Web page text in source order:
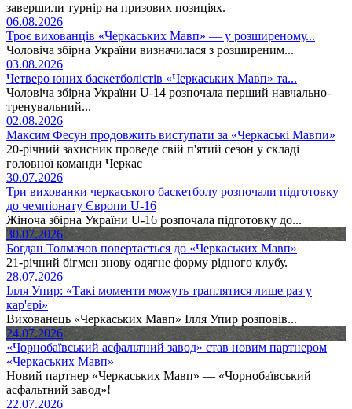
завершили турнір на призових позиціях.
06.08.2026
Троє вихованців «Черкаських Мавп» — у розширеному...
Чоловіча збірна України визначилася з розширеним...
03.08.2026
Четверо юних баскетболістів «Черкаських Мавп» та...
Чоловіча збірна України U-14 розпочала перший навчально-
тренувальний...
02.08.2026
Максим Фесун продовжить виступати за «Черкаські Мавпи»
20-річний захисник проведе свій п'ятий сезон у складі
головної команди Черкас
30.07.2026
Три вихованки черкаського баскетболу розпочали підготовку
до чемпіонату Європи U-16
Жіноча збірна України U-16 розпочала підготовку до...
30.07.2026
Богдан Толмачов повертається до «Черкаських Мавп»
21-річний бігмен знову одягне форму рідного клубу.
28.07.2026
Ілля Упир: «Такі моменти можуть траплятися лише раз у
кар'єрі»
Вихованець «Черкаських Мавп» Ілля Упир розповів...
24.07.2026
«Чорнобаївський асфальтний завод» став новим партнером
«Черкаських Мавп»
Новий партнер «Черкаських Мавп» — «Чорнобаївський
асфальтний завод»!
22.07.2026